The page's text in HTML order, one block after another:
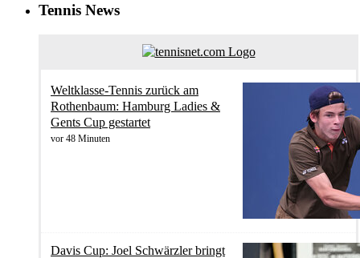
Tennis News
Weltklasse-Tennis zurück am
Rothenbaum: Hamburg Ladies &
Gents Cup gestartet
vor 48 Minuten
Davis Cup: Joel Schwärzler bringt